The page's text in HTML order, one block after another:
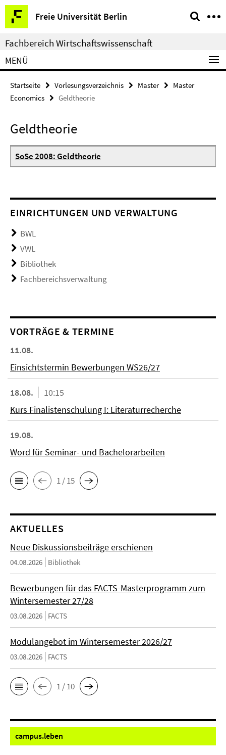
Springe
direkt
zu
Inhalt
Freie Universität Berlin
Service-
Navigation
Fachbereich Wirtschaftswissenschaft
MENÜ
Startseite Vorlesungsverzeichnis Master
Master
Economics
Geldtheorie
Geldtheorie
SoSe 2008: Geldtheorie
EINRICHTUNGEN UND VERWALTUNG
BWL
VWL
Bibliothek
Fachbereichsverwaltung
VORTRÄGE & TERMINE
11.08.
Einsichtstermin Bewerbungen WS26/27
18.08.
10:15
Kurs Finalistenschulung I: Literaturrecherche
19.08.
Word für Seminar- und Bachelorarbeiten
1 / 15
AKTUELLES
Neue Diskussionsbeiträge erschienen
04.08.2026 Bibliothek
Bewerbungen für das FACTS-Masterprogramm zum
Wintersemester 27/28
03.08.2026 FACTS
Modulangebot im Wintersemester 2026/27
03.08.2026 FACTS
1 / 10
campus.leben